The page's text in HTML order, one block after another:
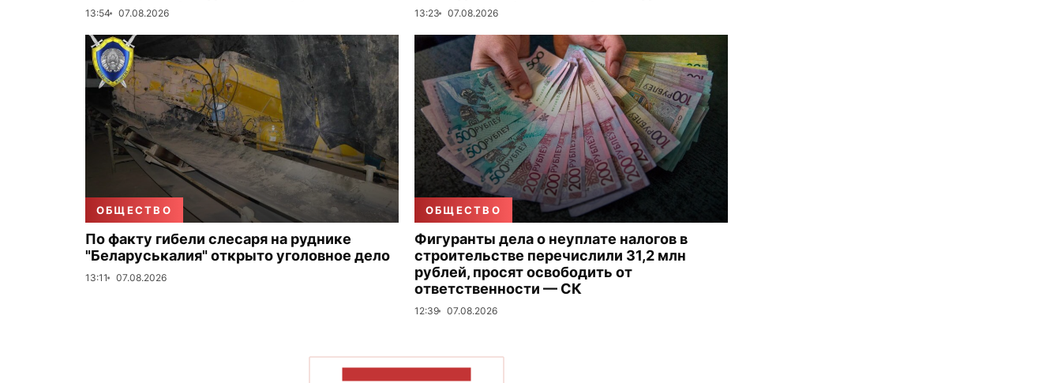
13:54 07.08.2026 13:23 07.08.2026
ОБЩЕСТВО
По факту гибели слесаря на руднике
"Беларуськалия" открыто уголовное дело
13:11 07.08.2026
ОБЩЕСТВО
Фигуранты дела о неуплате налогов в
строительстве перечислили 31,2 млн
рублей, просят освободить от
ответственности — СК
12:39 07.08.2026